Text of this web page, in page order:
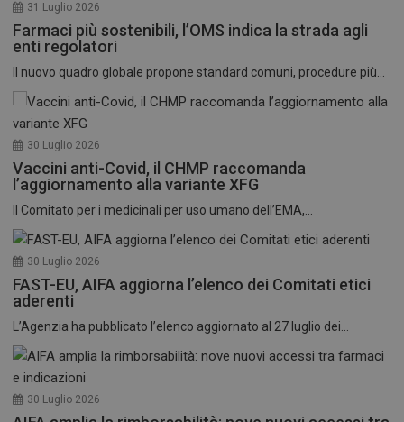
31 Luglio 2026
Farmaci più sostenibili, l’OMS indica la strada agli
enti regolatori
Il nuovo quadro globale propone standard comuni, procedure più...
30 Luglio 2026
Vaccini anti-Covid, il CHMP raccomanda
l’aggiornamento alla variante XFG
Il Comitato per i medicinali per uso umano dell’EMA,...
30 Luglio 2026
FAST-EU, AIFA aggiorna l’elenco dei Comitati etici
aderenti
L’Agenzia ha pubblicato l’elenco aggiornato al 27 luglio dei...
30 Luglio 2026